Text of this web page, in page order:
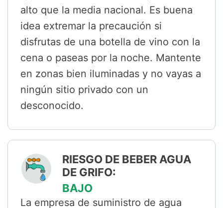
alto que la media nacional. Es buena
idea extremar la precaución si
disfrutas de una botella de vino con la
cena o paseas por la noche. Mantente
en zonas bien iluminadas y no vayas a
ningún sitio privado con un
desconocido.
RIESGO DE BEBER AGUA
DE GRIFO:
BAJO
La empresa de suministro de agua